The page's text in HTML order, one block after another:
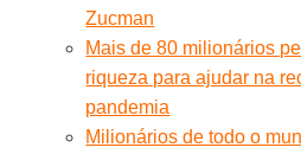
Zucman
Mais de 80 milionários
riqueza para ajudar na
pandemia
Milionários de todo o